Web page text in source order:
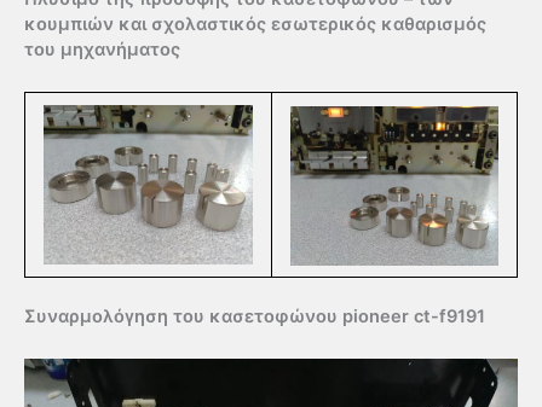
κουμπιών και σχολαστικός εσωτερικός καθαρισμός
του μηχανήματος
Συναρμολόγηση του κασετοφώνου pioneer ct-f9191